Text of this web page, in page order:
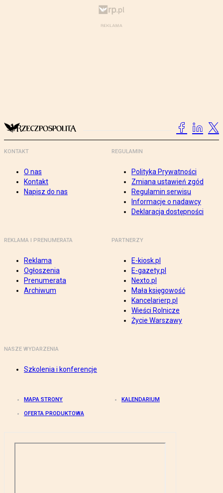
KONTAKT
O nas
Kontakt
Napisz do nas
REGULAMIN
Polityka Prywatności
Zmiana ustawień zgód
Regulamin serwisu
Informacje o nadawcy
Deklaracja dostępności
REKLAMA I PRENUMERATA
Reklama
Ogłoszenia
Prenumerata
Archiwum
PARTNERZY
E-kiosk.pl
E-gazety.pl
Nexto.pl
Mała księgowość
Kancelarierp.pl
Wieści Rolnicze
Życie Warszawy
NASZE WYDARZENIA
Szkolenia i konferencje
MAPA STRONY KALENDARIUM
OFERTA PRODUKTOWA